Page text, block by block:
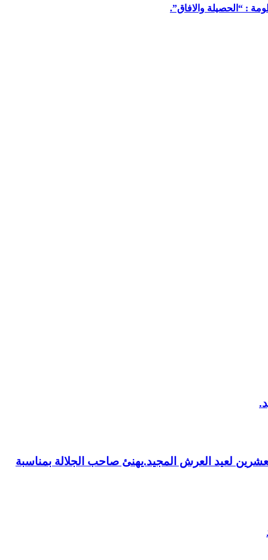
: “الحصيلة والافاق”.
لعيد العرش المجيد.يهنئ صاحب الجلالة بمناسبة